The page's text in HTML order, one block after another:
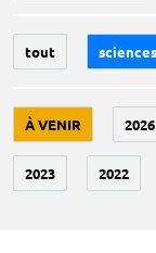
tout
À VENIR 2026
2023 2022